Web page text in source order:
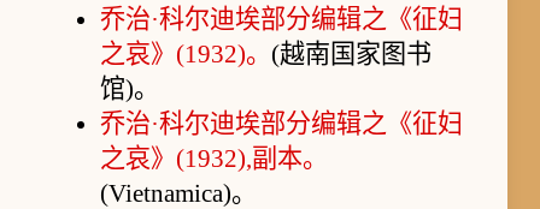
乔治·科尔迪埃部分编辑之《征妇
之哀》(1932)。 (越南国家图书
馆)。
乔治·科尔迪埃部分编辑之《征妇
之哀》(1932),副本。
(Vietnamica)。